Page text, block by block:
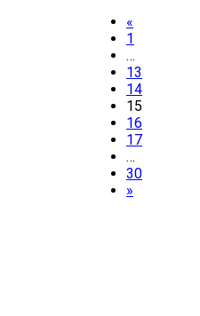
Berichten
paginering
«
1
…
13
14
15
16
17
…
30
»